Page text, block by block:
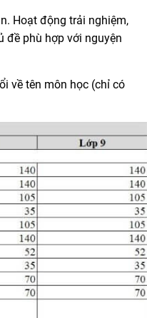
Hoạt động trải nghiệm,
đề phù hợp với nguyện
về tên môn học (chỉ có